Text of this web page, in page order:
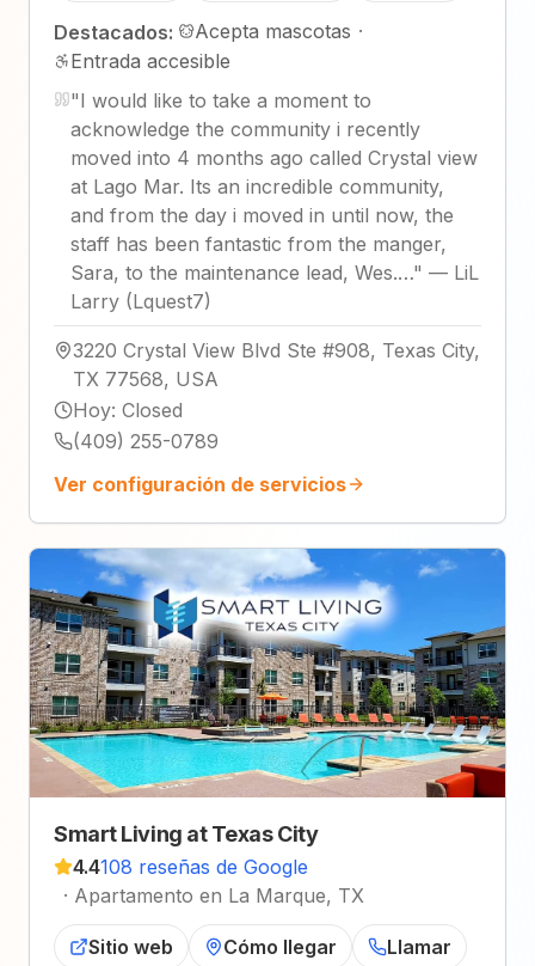
Destacados: Acepta mascotas ·
Entrada accesible
"I would like to take a moment to
acknowledge the community i recently
moved into 4 months ago called Crystal view
at Lago Mar. Its an incredible community,
and from the day i moved in until now, the
staff has been fantastic from the manger,
Sara, to the maintenance lead, Wes.…" — LiL
Larry (Lquest7)
3220 Crystal View Blvd Ste #908, Texas City,
TX 77568, USA
Hoy: Closed
(409) 255-0789
Ver configuración de servicios
Smart Living at Texas City
4.4108 reseñas de Google
· Apartamento en La Marque, TX
Sitio web Cómo llegar Llamar